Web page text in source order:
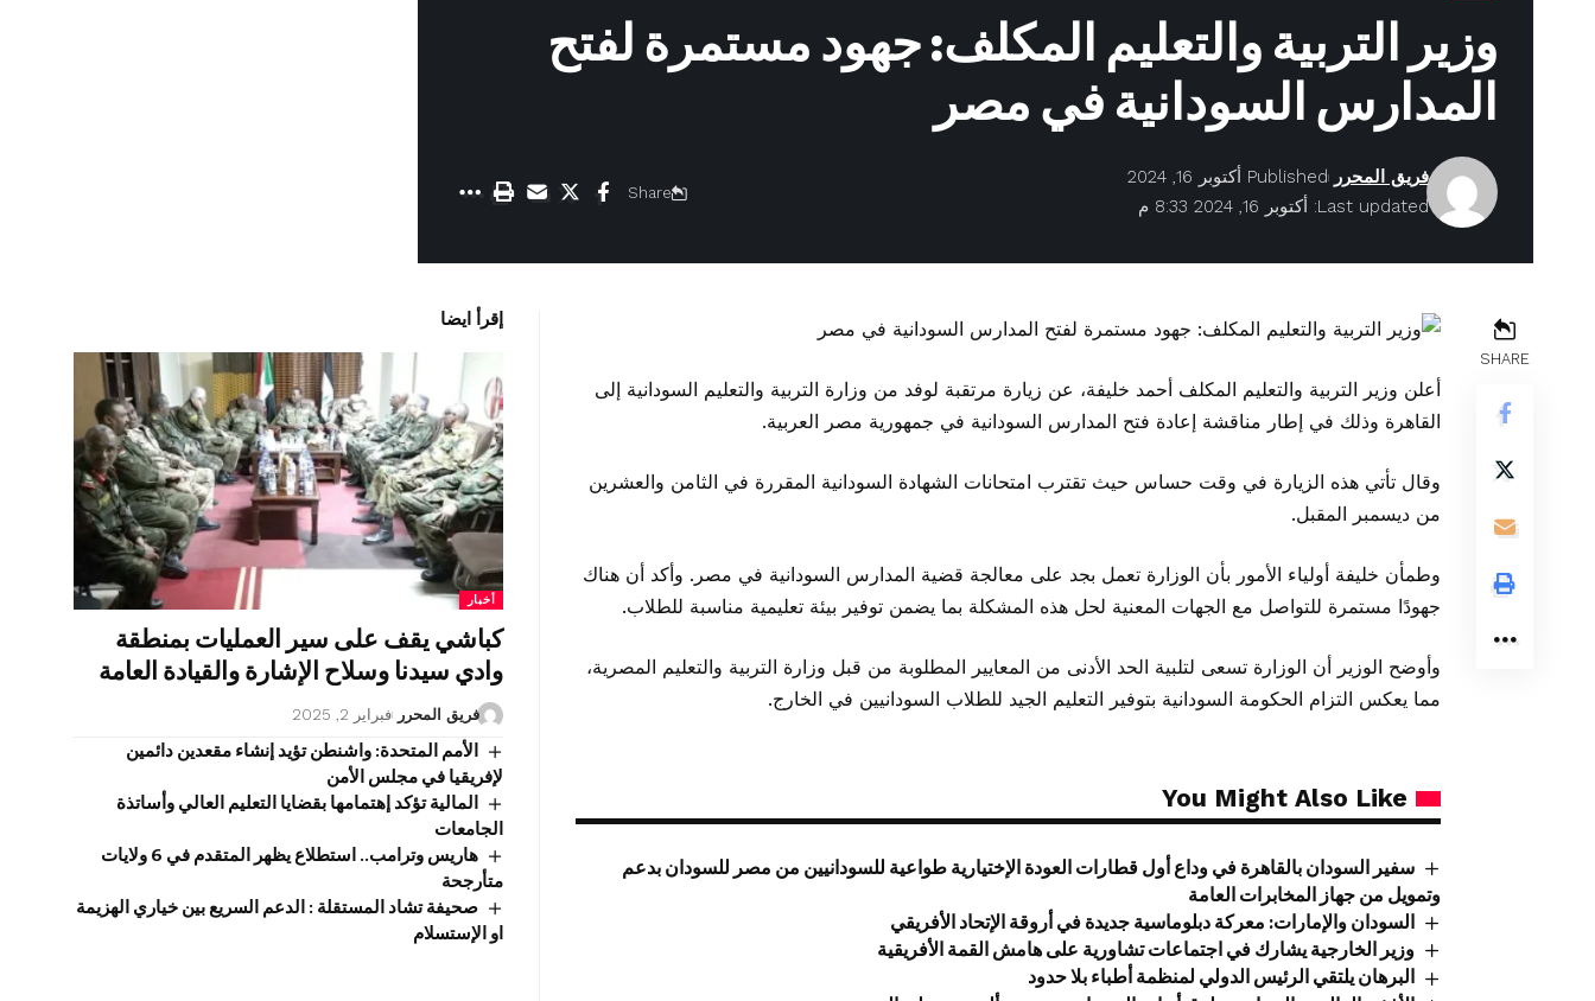
وزير التربية والتعليم المكلف: جهود مستمرة لفتح
المدارس السودانية في مصر
Last updated: أكتوبر 16, 2024 8:33 م
فريق المحرر Published أكتوبر 16, 2024
Share
SHARE
أعلن وزير التربية والتعليم المكلف أحمد خليفة، عن زيارة مرتقبة لوفد من وزارة التربية والتعليم السودانية إلى
القاهرة وذلك في إطار مناقشة إعادة فتح المدارس السودانية في جمهورية مصر العربية.
وقال تأتي هذه الزيارة في وقت حساس حيث تقترب امتحانات الشهادة السودانية المقررة في الثامن والعشرين
من ديسمبر المقبل.
وطمأن خليفة أولياء الأمور بأن الوزارة تعمل بجد على معالجة قضية المدارس السودانية في مصر. وأكد أن هناك
جهودًا مستمرة للتواصل مع الجهات المعنية لحل هذه المشكلة بما يضمن توفير بيئة تعليمية مناسبة للطلاب.
وأوضح الوزير أن الوزارة تسعى لتلبية الحد الأدنى من المعايير المطلوبة من قبل وزارة التربية والتعليم المصرية،
مما يعكس التزام الحكومة السودانية بتوفير التعليم الجيد للطلاب السودانيين في الخارج.
You Might Also Like
سفير السودان بالقاهرة في وداع أول قطارات العودة الإختيارية طواعية للسودانيين من مصر للسودان بدعم
وتمويل من جهاز المخابرات العامة
السودان والإمارات: معركة دبلوماسية جديدة في أروقة الإتحاد الأفريقي
وزير الخارجية يشارك في اجتماعات تشاورية على هامش القمة الأفريقية
البرهان يلتقي الرئيس الدولي لمنظمة أطباء بلا حدود
إقرأ ايضا
أخبار
كباشي يقف على سير العمليات بمنطقة
وادي سيدنا وسلاح الإشارة والقيادة العامة
فريق المحرر فبراير 2, 2025
الأمم المتحدة: واشنطن تؤيد إنشاء مقعدين دائمين
لإفريقيا في مجلس الأمن
المالية تؤكد إهتمامها بقضايا التعليم العالي وأساتذة
الجامعات
هاريس وترامب.. استطلاع يظهر المتقدم في 6 ولايات
متأرجحة
صحيفة تشاد المستقلة : الدعم السريع بين خياري الهزيمة
او الإستسلام